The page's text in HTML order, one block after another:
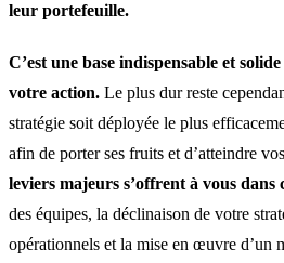
leur portefeuille.
C’est une base indispensable et
votre action. Le plus dur reste
stratégie soit déployée le plus
afin de porter ses fruits et d’atteindre
leviers majeurs s’offrent à vous dans
des équipes, la déclinaison de votre
opérationnels et la mise en œuvre d’un